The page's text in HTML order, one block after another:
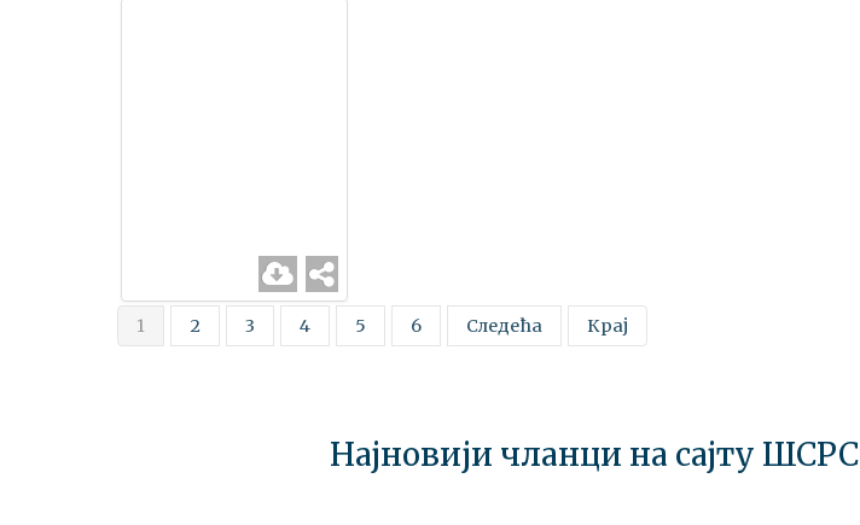
1 2 3 4 5 6 Следећа Крај
Најновији чланци на сајту ШСРС